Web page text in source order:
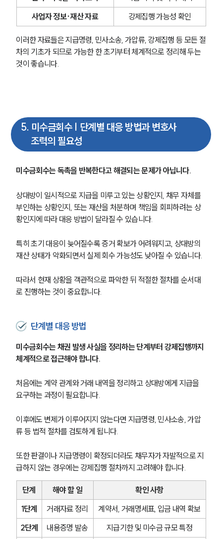
손해배상 · 민사전문변호사
소식/자료
뉴스레터/브로슈어
세미나
대륜법률상담예약
사업자 정보·재산 자료
강제집행 가능성 확인
이러한 자료들은 지급명령, 민사소송, 가압류, 강제집행 등 모든 절
차의 기초가 되므로 가능한 한 초기부터 체계적으로 정리해 두는
것이 좋습니다.
5. 미수금회수 | 단계별 대응 방법과 변호사
조력의 필요성
미수금회수는 독촉을 반복한다고 해결되는 문제가 아닙니다.
상대방이 일시적으로 지급을 미루고 있는 상황인지, 채무 자체를
부인하는 상황인지, 또는 재산을 처분하며 책임을 회피하려는 상
황인지에 따라 대응 방법이 달라질 수 있습니다.
특히 초기 대응이 늦어질수록 증거 확보가 어려워지고, 상대방의
재산 상태가 악화되면서 실제 회수 가능성도 낮아질 수 있습니다.
따라서 현재 상황을 객관적으로 파악한 뒤 적절한 절차를 순서대
로 진행하는 것이 중요합니다.
단계별 대응 방법
미수금회수는 채권 발생 사실을 정리하는 단계부터 강제집행까지
체계적으로 접근해야 합니다.
처음에는 계약 관계와 거래 내역을 정리하고 상대방에게 지급을
요구하는 과정이 필요합니다.
이후에도 변제가 이루어지지 않는다면 지급명령, 민사소송, 가압
류 등 법적 절차를 검토하게 됩니다.
또한 판결이나 지급명령이 확정되더라도 채무자가 자발적으로 지
급하지 않는 경우에는 강제집행 절차까지 고려해야 합니다.
단계 해야 할 일
확인 사항
1단계
거래자료 정리
계약서, 거래명세표, 입금 내역 확보
2단계
내용증명 발송
지급기한 및 미수금 규모 특정